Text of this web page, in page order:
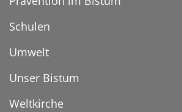
Schulen
Umwelt
Unser Bistum
Weltkirche